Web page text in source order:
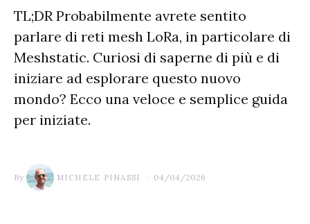
TL;DR Probabilmente avrete sentito
parlare di reti mesh LoRa, in particolare di
Meshstatic. Curiosi di saperne di più e di
iniziare ad esplorare questo nuovo
mondo? Ecco una veloce e semplice guida
per iniziate.
By MICHELE PINASSI 04/04/2026